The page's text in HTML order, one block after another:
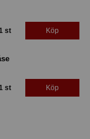
st Köp
st Köp